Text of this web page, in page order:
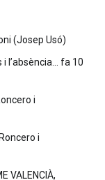
(Josep Usó)
i l’absència… fa 10
i
i
VALENCIÀ,